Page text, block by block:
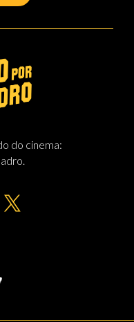
do cinema: